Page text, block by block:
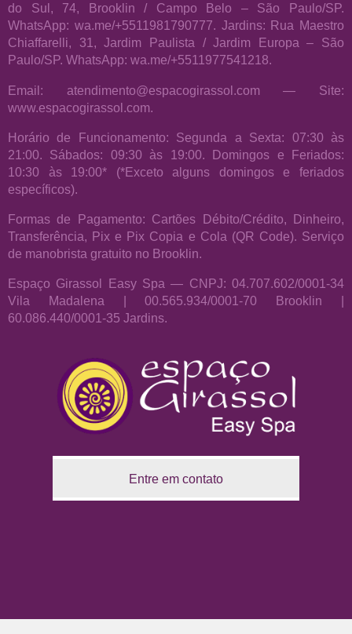
do Sul, 74, Brooklin / Campo Belo – São Paulo/SP.
WhatsApp: wa.me/+5511981790777. Jardins: Rua Maestro
Chiaffarelli, 31, Jardim Paulista / Jardim Europa – São
Paulo/SP. WhatsApp: wa.me/+5511977541218.
Email: atendimento@espacogirassol.com — Site:
www.espacogirassol.com.
Horário de Funcionamento: Segunda a Sexta: 07:30 às
21:00. Sábados: 09:30 às 19:00. Domingos e Feriados:
10:30 às 19:00* (*Exceto alguns domingos e feriados
específicos).
Formas de Pagamento: Cartões Débito/Crédito, Dinheiro,
Transferência, Pix e Pix Copia e Cola (QR Code). Serviço
de manobrista gratuito no Brooklin.
Espaço Girassol Easy Spa — CNPJ: 04.707.602/0001-34
Vila Madalena | 00.565.934/0001-70 Brooklin |
60.086.440/0001-35 Jardins.
Entre em contato